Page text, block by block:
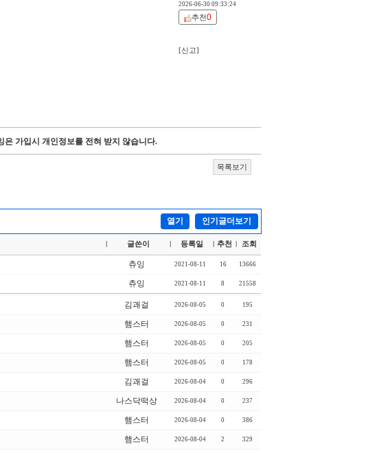
2026-06-30 09:33:24
추천0
[신고]
가입시 개인정보를 전혀 받지 않습니다.
목록보기
열기 인기글더보기
글쓴이 등록일 추천 조회
츄잉 2021-08-11 16 13666
츄잉 2021-08-11 8 21558
김괘걸 2026-08-05 0 195
햄스터 2026-08-05 0 231
햄스터 2026-08-05 0 205
햄스터 2026-08-05 0 178
김괘걸 2026-08-04 0 296
나스닥떡상 2026-08-04 0 237
햄스터 2026-08-04 0 386
햄스터 2026-08-04 2 329